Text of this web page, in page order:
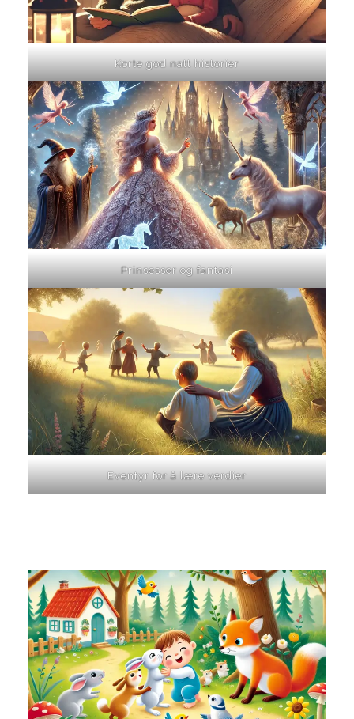
Korte god natt historier
Prinsesser og fantasi
Eventyr for å lære verdier